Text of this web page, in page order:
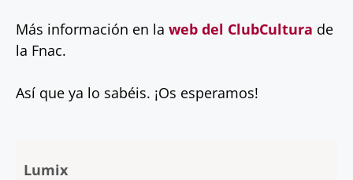
Más información en la web del ClubCultura de
la Fnac.
Así que ya lo sabéis. ¡Os esperamos!
Lumix